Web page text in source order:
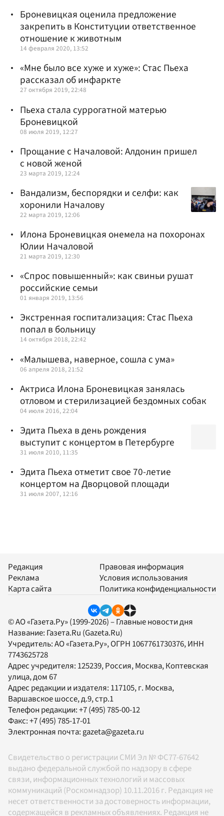
Броневицкая оценила предложение
закрепить в Конституции ответственное
отношение к животным
14 февраля 2020, 13:52
«Мне было все хуже и хуже»: Стас Пьеха
рассказал об инфаркте
27 октября 2019, 22:48
Пьеха стала суррогатной матерью
Броневицкой
08 июля 2019, 12:27
Прощание с Началовой: Алдонин пришел
с новой женой
23 марта 2019, 12:24
Вандализм, беспорядки и селфи: как
хоронили Началову
22 марта 2019, 12:06
Илона Броневицкая онемела на похоронах
Юлии Началовой
21 марта 2019, 12:30
«Спрос повышенный»: как свиньи рушат
российские семьи
01 января 2019, 13:56
Экстренная госпитализация: Стас Пьеха
попал в больницу
14 октября 2018, 22:42
«Малышева, наверное, сошла с ума»
06 апреля 2018, 21:52
Актриса Илона Броневицкая занялась
отловом и стерилизацией бездомных собак
04 июля 2016, 22:04
Эдита Пьеха в день рождения
выступит с концертом в Петербурге
31 июля 2010, 11:35
Эдита Пьеха отметит свое 70-летие
концертом на Дворцовой площади
31 июля 2007, 12:16
Редакция
Реклама
Карта сайта
Правовая информация
Условия использования
Политика конфиденциальности
© АО «Газета.Ру» (1999-2026) – Главные новости дня
Название: Газета.Ru (Gazeta.Ru)
Учредитель:АО «Газета.Ру», ОГРН 1067761730376, ИНН
7743625728
Адрес учредителя: 125239, Россия, Москва, Коптевская
улица, дом 67
Адрес редакции и издателя: 117105, г. Москва,
Варшавское шоссе, д.9, стр.1
Телефон редакции:+7 (495) 785-00-12
Факс:+7 (495) 785-17-01
Электронная почта:gazeta@gazeta.ru
Свидетельство о регистрации СМИ Эл № ФС77-67642
выдано федеральной службой по надзору в сфере
связи, информационных технологий и массовых
коммуникаций (Роскомнадзор) 10.11.2016 г. Редакция не
несет ответственности за достоверность информации,
содержащейся в рекламных объявлениях. Редакция не